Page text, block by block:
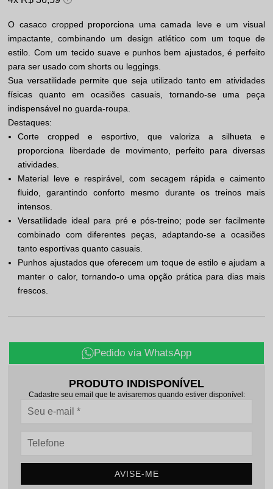
O casaco cropped proporciona uma camada leve e um visual
impactante, combinando um design atlético com um toque de
estilo. Com um tecido suave e punhos bem ajustados, é perfeito
para ser usado com shorts ou leggings.
Sua versatilidade permite que seja utilizado tanto em atividades
físicas quanto em ocasiões casuais, tornando-se uma peça
indispensável no guarda-roupa.
Destaques:
Corte cropped e esportivo, que valoriza a silhueta e
proporciona liberdade de movimento, perfeito para diversas
atividades.
Material leve e respirável, com secagem rápida e caimento
fluido, garantindo conforto mesmo durante os treinos mais
intensos.
Versatilidade ideal para pré e pós-treino; pode ser facilmente
combinado com diferentes peças, adaptando-se a ocasiões
tanto esportivas quanto casuais.
Punhos ajustados que oferecem um toque de estilo e ajudam a
manter o calor, tornando-o uma opção prática para dias mais
frescos.
Pedido via WhatsApp
PRODUTO INDISPONÍVEL
Cadastre seu email que te avisaremos quando estiver disponível:
AVISE-ME